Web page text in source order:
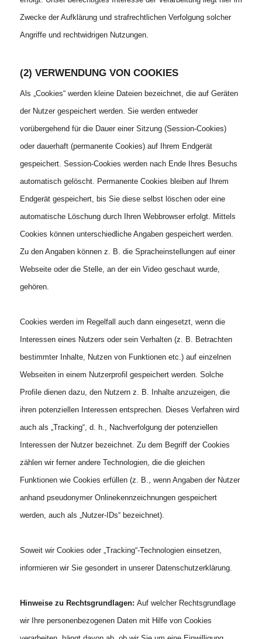
Zwecke der Aufklärung und strafrechtlichen Verfolgung solcher
Angriffe und rechtwidrigen Nutzungen.
(2) VERWENDUNG VON COOKIES
Als „Cookies“ werden kleine Dateien bezeichnet, die auf Geräten
der Nutzer gespeichert werden. Sie werden entweder
vorübergehend für die Dauer einer Sitzung (Session-Cookies)
oder dauerhaft (permanente Cookies) auf Ihrem Endgerät
gespeichert. Session-Cookies werden nach Ende Ihres Besuchs
automatisch gelöscht. Permanente Cookies bleiben auf Ihrem
Endgerät gespeichert, bis Sie diese selbst löschen oder eine
automatische Löschung durch Ihren Webbrowser erfolgt. Mittels
Cookies können unterschiedliche Angaben gespeichert werden.
Zu den Angaben können z. B. die Spracheinstellungen auf einer
Webseite oder die Stelle, an der ein Video geschaut wurde,
gehören.
Cookies werden im Regelfall auch dann eingesetzt, wenn die
Interessen eines Nutzers oder sein Verhalten (z. B. Betrachten
bestimmter Inhalte, Nutzen von Funktionen etc.) auf einzelnen
Webseiten in einem Nutzerprofil gespeichert werden. Solche
Profile dienen dazu, den Nutzern z. B. Inhalte anzuzeigen, die
ihren potenziellen Interessen entsprechen. Dieses Verfahren wird
auch als „Tracking“, d. h., Nachverfolgung der potenziellen
Interessen der Nutzer bezeichnet. Zu dem Begriff der Cookies
zählen wir ferner andere Technologien, die die gleichen
Funktionen wie Cookies erfüllen (z. B., wenn Angaben der Nutzer
anhand pseudonymer Onlinekennzeichnungen gespeichert
werden, auch als „Nutzer-IDs“ bezeichnet).
Soweit wir Cookies oder „Tracking“-Technologien einsetzen,
informieren wir Sie gesondert in unserer Datenschutzerklärung.
Hinweise zu Rechtsgrundlagen: Auf welcher Rechtsgrundlage
wir Ihre personenbezogenen Daten mit Hilfe von Cookies